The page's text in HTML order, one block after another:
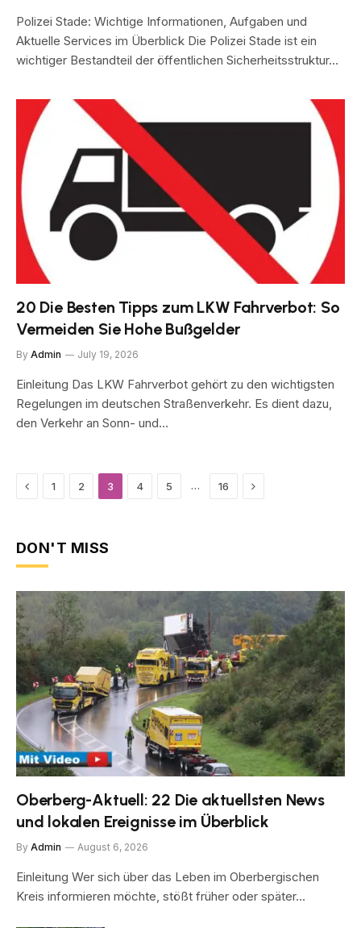
Polizei Stade: Wichtige Informationen, Aufgaben und
Aktuelle Services im Überblick Die Polizei Stade ist ein
wichtiger Bestandteil der öffentlichen Sicherheitsstruktur…
20 Die Besten Tipps zum LKW Fahrverbot: So
Vermeiden Sie Hohe Bußgelder
By Admin July 19, 2026
Einleitung Das LKW Fahrverbot gehört zu den wichtigsten
Regelungen im deutschen Straßenverkehr. Es dient dazu,
den Verkehr an Sonn- und…
Previous
1 2 3 4 5 … 16 Next
DON'T MISS
Oberberg-Aktuell: 22 Die aktuellsten News
und lokalen Ereignisse im Überblick
By Admin August 6, 2026
Einleitung Wer sich über das Leben im Oberbergischen
Kreis informieren möchte, stößt früher oder später…